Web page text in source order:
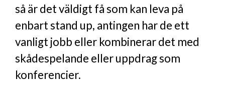
så är det väldigt få som kan leva på
enbart stand up, antingen har de ett
vanligt jobb eller kombinerar det med
skådespelande eller uppdrag som
konferencier.